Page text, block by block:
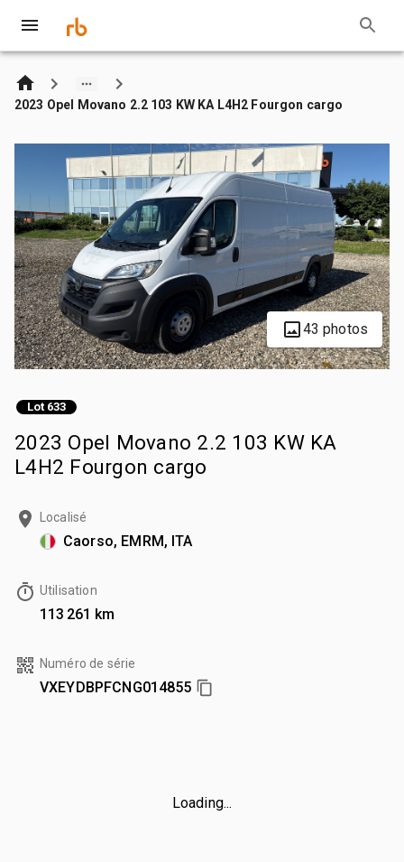
2023 Opel Movano 2.2 103 KW KA L4H2 Fourgon cargo
43 photos
Lot 633
2023 Opel Movano 2.2 103 KW KA
L4H2 Fourgon cargo
Localisé
Caorso, EMRM, ITA
Utilisation
113 261 km
Numéro de série
VXEYDBPFCNG014855
Loading...